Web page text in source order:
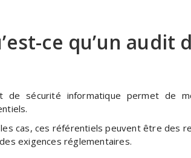
ce qu’un
de sécurité informatique permet de
les cas, ces référentiels peuvent être des
exigences réglementaires.